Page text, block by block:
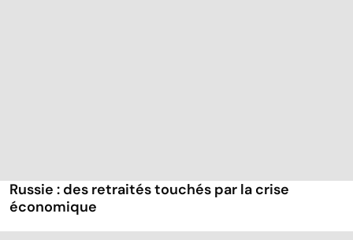
Russie : des retraités touchés par la crise
économique